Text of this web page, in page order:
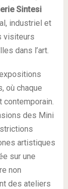
Sintesi
industriel et
visiteurs
dans l’art.
où chaque
contemporain.
des Mini
artistiques
sur une
non
des ateliers